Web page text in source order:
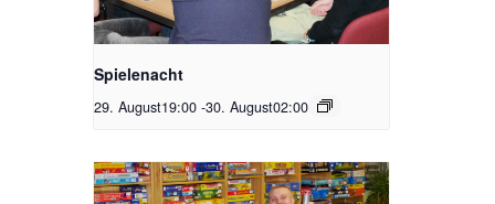
Spielenacht
29. August19:00 -30. August02:00